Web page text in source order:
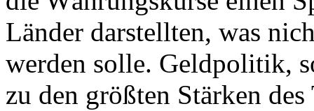
Länder darstellten, was
werden solle. Geldpolitik,
zu den größten Stärken des